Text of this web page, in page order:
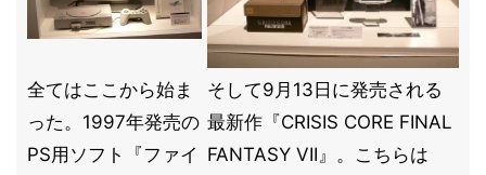
全てはここから始ま
った。1997年発売の
PS用ソフト『ファイ
そして9月13日に発売される
最新作『CRISIS CORE FINAL
FANTASY VII』。こちらは